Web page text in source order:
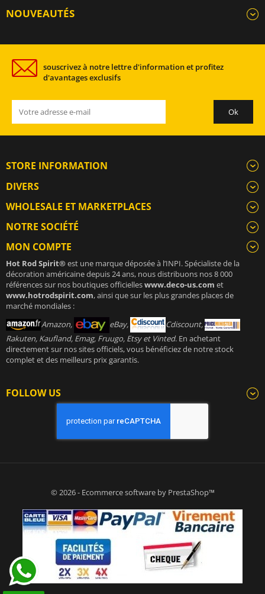
NOUVEAUTÉS
souscrivez à notre lettre d'information et profitez
d'avantages exclusifs
STORE INFORMATION
DIVERS
WHOLESALE ET MARKETPLACES
NOTRE SOCIÉTÉ
MON COMPTE
Hot Rod Spirit®est une marque déposée à l’INPI. Spécialiste de la
décoration américaine depuis 24 ans, nous distribuons nos 8 000
références sur nos boutiques officielleswww.deco-us.com et
www.hotrodspirit.com, ainsi que sur les plus grandes places de
marché mondiales :
Amazon,
eBay,
Cdiscount,
Rakuten, Kaufland, Emag, Fruugo, Etsy et Vinted. En achetant
directement sur nos sites officiels, vous bénéficiez de notre stock
complet et des meilleurs prix garantis.
FOLLOW US
© 2026 - Ecommerce software by PrestaShop™